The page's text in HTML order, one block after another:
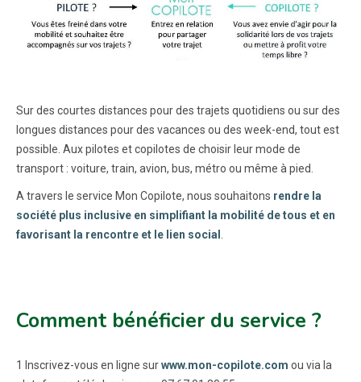
Sur des courtes distances pour des trajets quotidiens ou sur des
longues distances pour des vacances ou des week-end, tout est
possible. Aux pilotes et copilotes de choisir leur mode de
transport : voiture, train, avion, bus, métro ou même à pied.
A travers le service Mon Copilote, nous souhaitons rendre la
société plus inclusive en simplifiant la mobilité de tous et en
favorisant la rencontre et le lien social .
Comment bénéficier du service ?
1 Inscrivez-vous en ligne surwww.mon-copilote.com ou via la